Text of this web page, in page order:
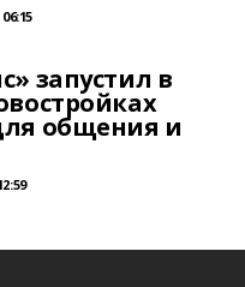
запустил в
общения и